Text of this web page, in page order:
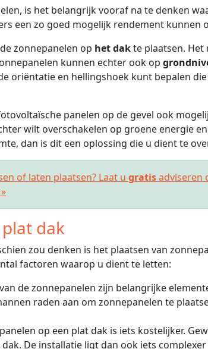
is het belangrijk vooraf na te denken
een zo goed mogelijk rendement kunnen
zonnepanelen op het dakte plaatsen.
kunnen echter ook op
oriëntatie en hellingshoek kunt bepalen
panelen op de gevel ook
wilt overschakelen op groene energie
dan is dit een oplossing die u dient te
of laten plaatsen? Laat u gratisadviseren
dak
zou denken is het plaatsen van
factoren waarop u dient te letten:
van de zonnepanelen zijn belangrijke
raden aan om zonnepanelen te
op een plat dak is iets kostelijker.
De installatie ligt dan ook iets